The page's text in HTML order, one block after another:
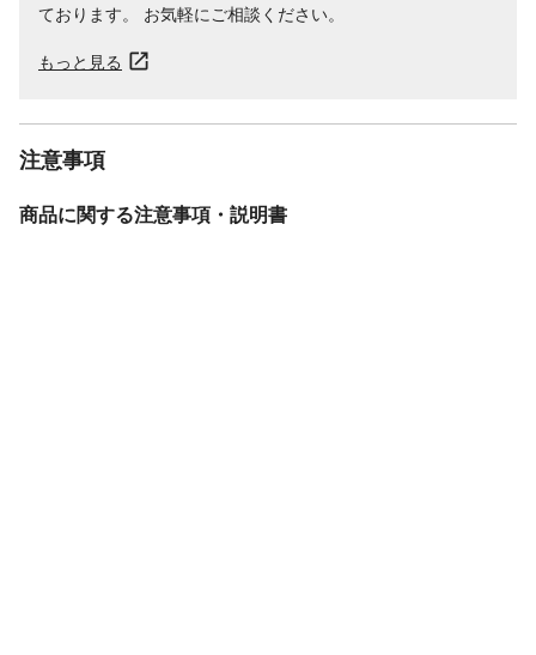
ております。 お気軽にご相談ください。
もっと見る
注意事項
商品に関する注意事項・説明書